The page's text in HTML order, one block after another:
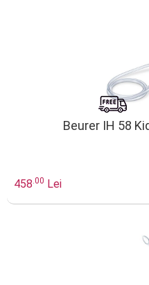
Beurer IH 58
458.00 Lei